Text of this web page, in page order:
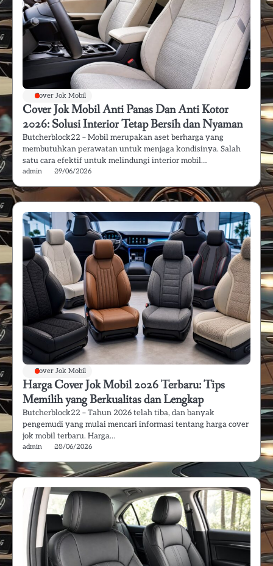
Cover Jok Mobil
Cover Jok Mobil Anti Panas Dan Anti Kotor
2026: Solusi Interior Tetap Bersih dan Nyaman
Butcherblock22 – Mobil merupakan aset berharga yang
membutuhkan perawatan untuk menjaga kondisinya. Salah
satu cara efektif untuk melindungi interior mobil…
admin 29/06/2026
Cover Jok Mobil
Harga Cover Jok Mobil 2026 Terbaru: Tips
Memilih yang Berkualitas dan Lengkap
Butcherblock22 – Tahun 2026 telah tiba, dan banyak
pengemudi yang mulai mencari informasi tentang harga cover
jok mobil terbaru. Harga…
admin 28/06/2026